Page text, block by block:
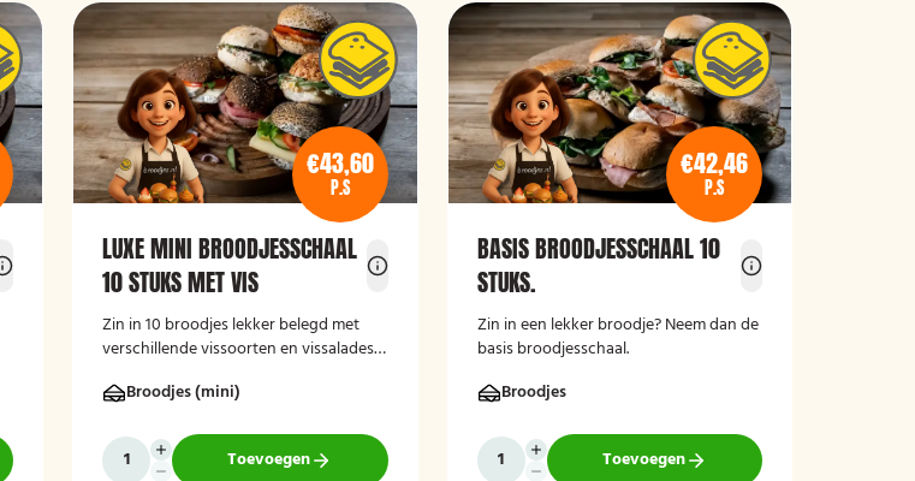
€43,60
P.S
LUXE MINI BROODJESSCHAAL
10 STUKS MET VIS
Zin in 10 broodjes lekker belegd met
verschillende vissoorten en vissalades?
stuks!Broodjes (mini)
Toevoegen
€42,46
P.S
BASIS BROODJESSCHAAL 10
STUKS.
Zin in een lekker broodje? Neem dan de
basis broodjesschaal.
Broodjes
Toevoegen